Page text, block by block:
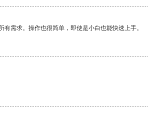
需求。操作也很简单，即使是小白也能快速上手。